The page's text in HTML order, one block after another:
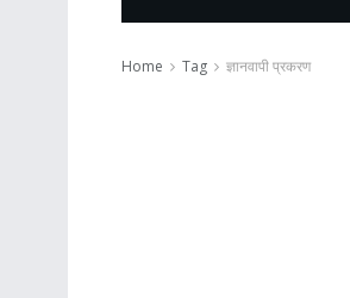
Home Tag ज्ञानवापी प्रकरण